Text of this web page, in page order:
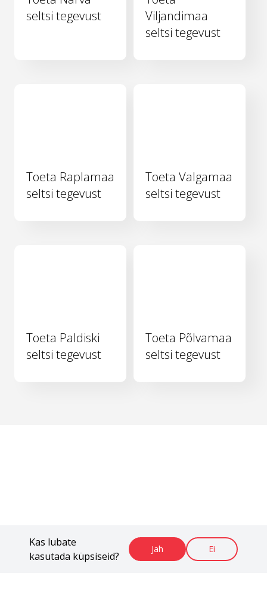
Kas lubate
kasutada küpsiseid?
Jah Ei
seltsi tegevust
Viljandimaa
seltsi tegevust
Toeta Raplamaa
seltsi tegevust
Toeta Valgamaa
seltsi tegevust
Toeta Paldiski
seltsi tegevust
Toeta Põlvamaa
seltsi tegevust